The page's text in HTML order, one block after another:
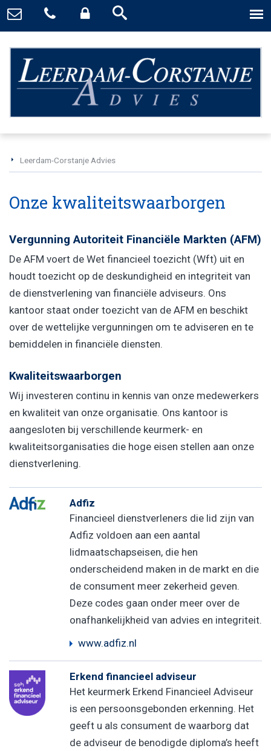
Leerdam-Corstanje Advies
Onze kwaliteitswaarborgen
Vergunning Autoriteit Financiële Markten (AFM)
De AFM voert de Wet financieel toezicht (Wft) uit en
houdt toezicht op de deskundigheid en integriteit van
de dienstverlening van financiële adviseurs. Ons
kantoor staat onder toezicht van de AFM en beschikt
over de wettelijke vergunningen om te adviseren en te
bemiddelen in financiële diensten.
Kwaliteitswaarborgen
Wij investeren continu in kennis van onze medewerkers
en kwaliteit van onze organisatie. Ons kantoor is
aangesloten bij verschillende keurmerk- en
kwaliteitsorganisaties die hoge eisen stellen aan onze
dienstverlening.
Adfiz
Financieel dienstverleners die lid zijn van
Adfiz voldoen aan een aantal
lidmaatschapseisen, die hen
onderscheidend maken in de markt en die
de consument meer zekerheid geven.
Deze codes gaan onder meer over de
onafhankelijkheid van advies en integriteit.
www.adfiz.nl
Erkend financieel adviseur
Het keurmerk Erkend Financieel Adviseur
is een persoonsgebonden erkenning. Het
geeft u als consument de waarborg dat
de adviseur de benodigde diploma’s heeft